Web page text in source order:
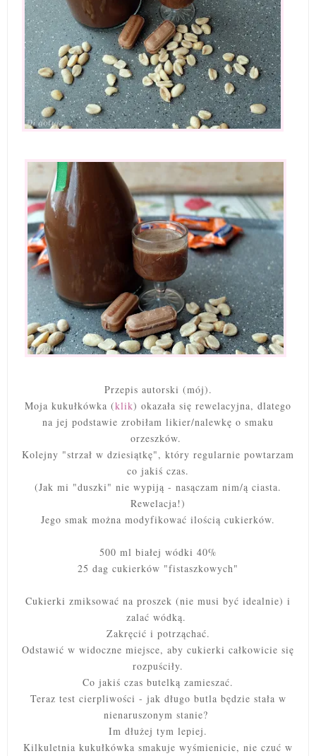
Przepis autorski (mój).
Moja kukułkówka (klik) okazała się rewelacyjna, dlatego
na jej podstawie zrobiłam likier/nalewkę o smaku
orzeszków.
Kolejny "strzał w dziesiątkę", który regularnie powtarzam
co jakiś czas.
(Jak mi "duszki" nie wypiją - nasączam nim/ą ciasta.
Rewelacja!)
Jego smak można modyfikować ilością cukierków.
500 ml białej wódki 40%
25 dag cukierków "fistaszkowych"
Cukierki zmiksować na proszek (nie musi być idealnie) i
zalać wódką.
Zakręcić i potrząchać.
Odstawić w widoczne miejsce, aby cukierki całkowicie się
rozpuściły.
Co jakiś czas butelką zamieszać.
Teraz test cierpliwości - jak długo butla będzie stała w
nienaruszonym stanie?
Im dłużej tym lepiej.
Kilkuletnia kukułkówka smakuje wyśmienicie, nie czuć w